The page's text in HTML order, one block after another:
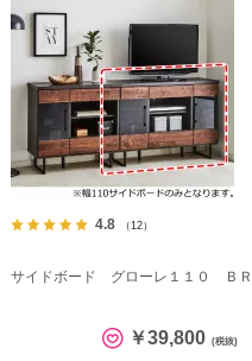
4.8 （12）
サイドボード グローレ１１０ ＢＲ
￥39,800 (税抜)